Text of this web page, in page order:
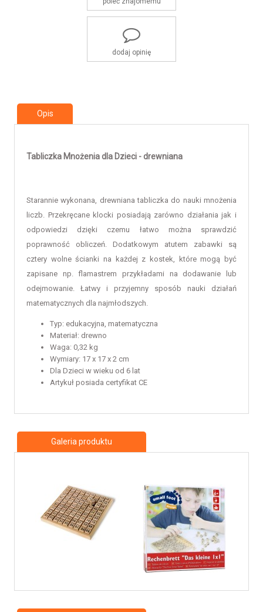
dodaj opinię
Opis
Tabliczka Mnożenia dla Dzieci - drewniana
Starannie wykonana, drewniana tabliczka do nauki mnożenia
liczb. Przekręcane klocki posiadają zarówno działania jak i
odpowiedzi dzięki czemu łatwo można sprawdzić
poprawność obliczeń. Dodatkowym atutem zabawki są
cztery wolne ścianki na każdej z kostek, które mogą być
zapisane np. flamastrem przykładami na dodawanie lub
odejmowanie. Łatwy i przyjemny sposób nauki działań
matematycznych dla najmłodszych.
Typ: edukacyjna, matematyczna
Materiał: drewno
Waga: 0,32 kg
Wymiary: 17 x 17 x 2 cm
Dla Dzieci w wieku od 6 lat
Artykuł posiada certyfikat CE
Galeria produktu